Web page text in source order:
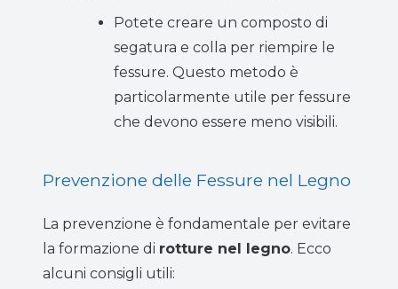
Potete creare un composto di
segatura e colla per riempire le
fessure. Questo metodo è
particolarmente utile per fessure
che devono essere meno visibili.
Prevenzione delle Fessure nel Legno
La prevenzione è fondamentale per evitare
la formazione di rotture nel legno. Ecco
alcuni consigli utili: